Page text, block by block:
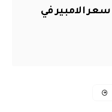
الامبير في